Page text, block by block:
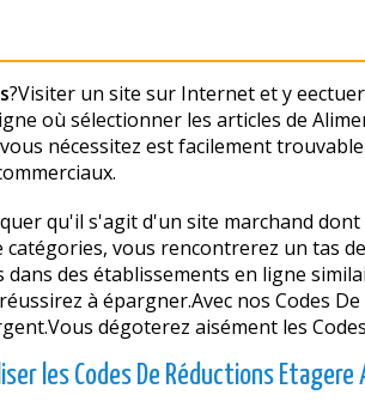
?Visiter un site sur Internet et y
où sélectionner les articles de
nécessitez est facilement
qu'il s'agit d'un site marchand
vous rencontrerez un tas
des établissements en ligne
à épargner.Avec nos Codes
dégoterez aisément les
les Codes De Réductions Etagere